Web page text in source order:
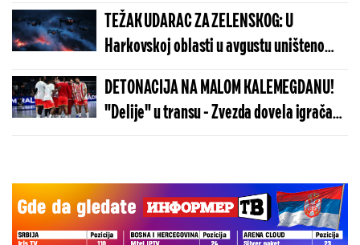
TEŽAK UDARAC ZA ZELENSKOG: U
Harkovskoj oblasti u avgustu uništeno
više od 100 „baba jaga“
DETONACIJA NA MALOM KALEMEGDANU!
"Delije" u transu - Zvezda dovela igrača
Real Madrida!